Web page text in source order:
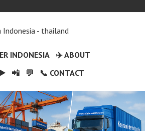
Indonesia - thailand
INDONESIA
✈️ ABOUT
▶️ 📲 💬 📞 CONTACT